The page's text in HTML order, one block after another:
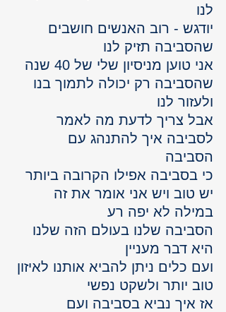
לנו
יודגש - רוב האנשים חושבים
שהסביבה תזיק לנו
אני טוען מניסיון שלי של 40 שנה
שהסביבה רק יכולה לתמוך בנו
ולעזור לנו
אבל צריך לדעת מה לאמר
לסביבה איך להתנהג עם
הסביבה
כי בסביבה אפילו הקרובה ביותר
יש טוב ויש אני אומר את זה
במילה לא יפה רע
הסביבה שלנו בעולם הזה שלנו
היא דבר מעניין
ועם כלים ניתן להביא אותנו לאיזון
טוב יותר ולשקט נפשי
אז איך נביא בסביבה ועם